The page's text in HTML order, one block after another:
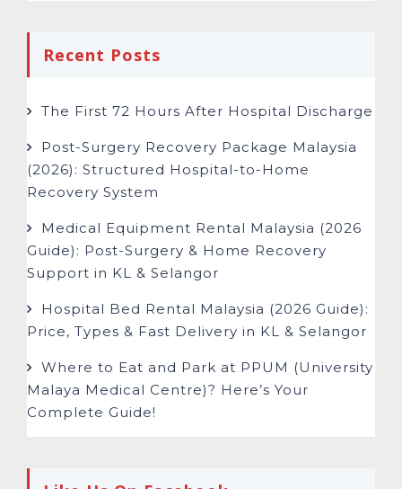
Recent Posts
The First 72 Hours After Hospital Discharge
Post-Surgery Recovery Package Malaysia
(2026): Structured Hospital-to-Home
Recovery System
Medical Equipment Rental Malaysia (2026
Guide): Post-Surgery & Home Recovery
Support in KL & Selangor
Hospital Bed Rental Malaysia (2026 Guide):
Price, Types & Fast Delivery in KL & Selangor
Where to Eat and Park at PPUM (University
Malaya Medical Centre)? Here’s Your
Complete Guide!